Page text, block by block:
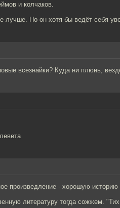
и колчаков.
лучше. Но он хотя бы ведёт себя
всезнайки? Куда ни плюнь,
произведление - хорошую историю
литературу тогда сожжем.